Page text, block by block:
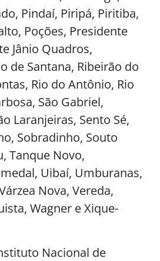
Pindaí, Piripá, Piritiba,
Poções, Presidente
Jânio Quadros,
de Santana, Ribeirão do
Rio do Antônio, Rio
São Gabriel,
Laranjeiras, Sento Sé,
Sobradinho, Souto
Tanque Novo,
Uibaí, Umburanas,
Nova, Vereda,
Wagner e Xique-
Nacional de